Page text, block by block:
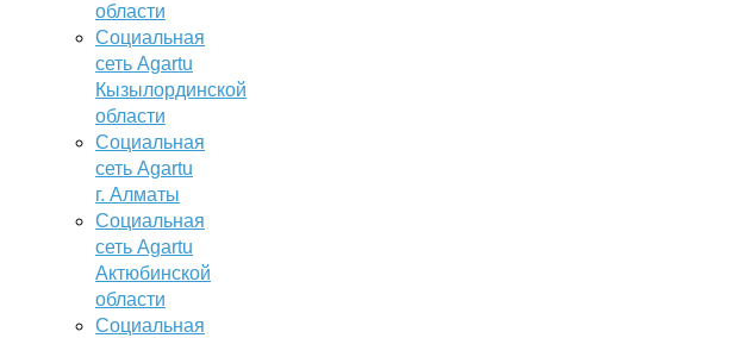
области
Социальная
сеть Agartu
Кызылординской
области
Социальная
сеть Agartu
г. Алматы
Социальная
сеть Agartu
Актюбинской
области
Социальная